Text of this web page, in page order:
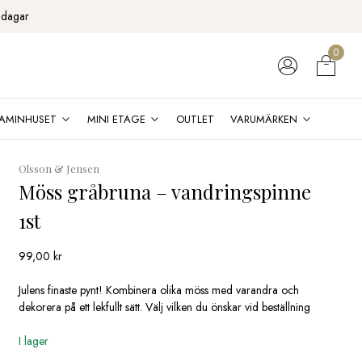
0
MINI ETAGE OUTLET VARUMÄRKEN
Olsson & Jensen
Möss gråbruna – vandringspinne
1st
99,00kr
Julens finaste pynt! Kombinera olika möss med varandra och
dekorera på ett lekfullt sätt. Välj vilken du önskar vid beställning
I lager